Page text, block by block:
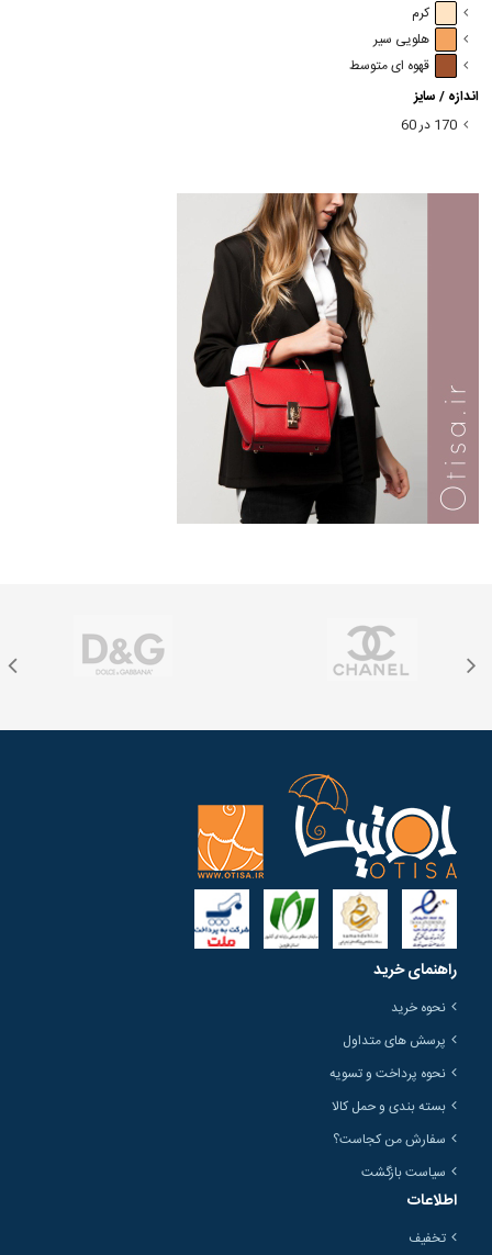
کرم
هلویی سیر
قهوه ای متوسط
اندازه / سایز
170 در 60
راهنمای خرید
نحوه خرید
پرسش های متداول
نحوه پرداخت و تسویه
بسته بندی و حمل کالا
سفارش من کجاست؟
سیاست بازگشت
اطلاعات
تخفیف